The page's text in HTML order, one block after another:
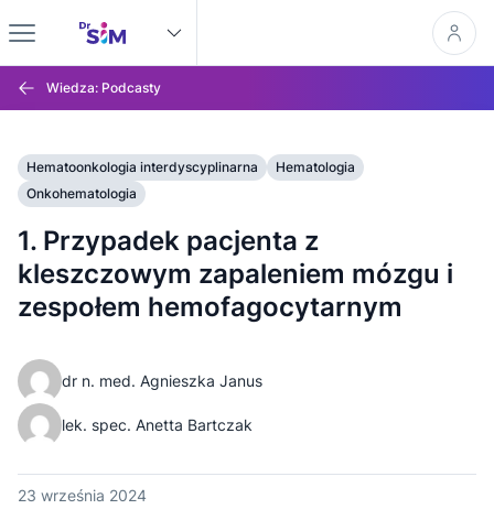
Wiedza: Podcasty
Hematoonkologia interdyscyplinarna
Hematologia
Onkohematologia
1. Przypadek pacjenta z
kleszczowym zapaleniem mózgu i
zespołem hemofagocytarnym
dr n. med. Agnieszka Janus
lek. spec. Anetta Bartczak
23 września 2024